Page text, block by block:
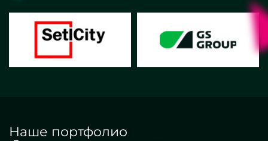
Наше портфолио